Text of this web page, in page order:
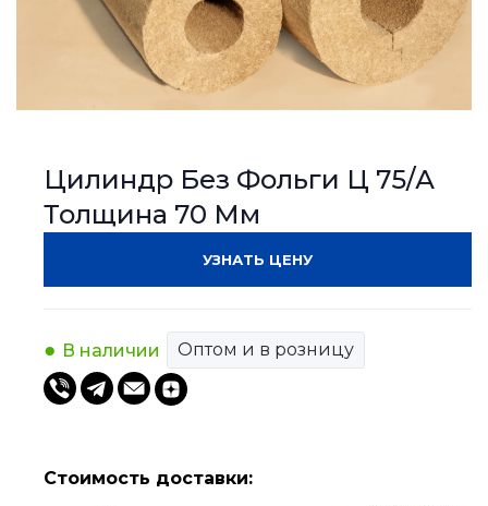
Цилиндр Без Фольги Ц 75/А
Толщина 70 Мм
УЗНАТЬ ЦЕНУ
В наличии Оптом и в розницу
Стоимость доставки: